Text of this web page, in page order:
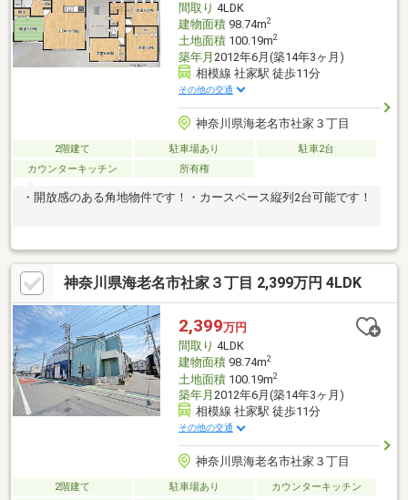
間取り 4LDK
建物面積98.74m2
土地面積100.19m2
築年月 2012年6月(築14年3ヶ月)
相模線 社家駅 徒歩11分
その他の交通
神奈川県海老名市社家３丁目
2階建て 駐車場あり
駐車2台
カウンターキッチン
所有権
・開放感のある角地物件です！・カースペース縦列2台可能です！
神奈川県海老名市社家３丁目 2,399万円 4LDK
2,399万円
間取り 4LDK
建物面積98.74m2
土地面積100.19m2
築年月 2012年6月(築14年3ヶ月)
相模線 社家駅 徒歩11分
その他の交通
神奈川県海老名市社家３丁目
2階建て 駐車場あり
カウンターキッチン